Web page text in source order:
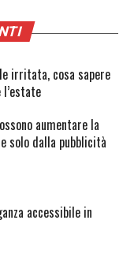
irritata, cosa sapere
aumentare la
solo dalla pubblicità
accessibile in